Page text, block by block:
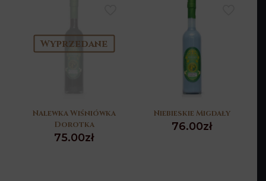
Wyprzedane
Nalewka Wiśniówka
Dorotka
75.00zł
Niebieskie Migdały
76.00zł